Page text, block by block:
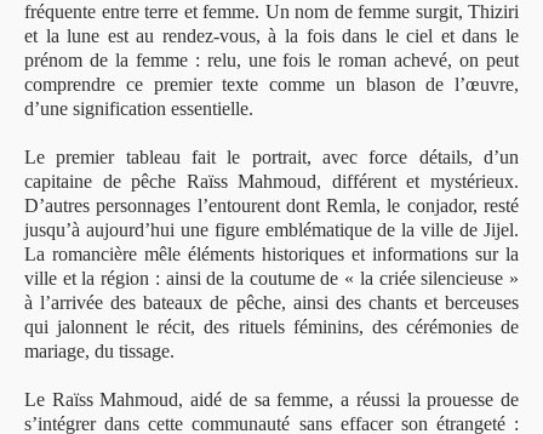
fréquente entre terre et femme. Un nom de femme surgit, Thiziri
et la lune est au rendez-vous, à la fois dans le ciel et dans le
prénom de la femme : relu, une fois le roman achevé, on peut
comprendre ce premier texte comme un blason de l’œuvre,
d’une signification essentielle.
Le premier tableau fait le portrait, avec force détails, d’un
capitaine de pêche Raïss Mahmoud, différent et mystérieux.
D’autres personnages l’entourent dont Remla, le conjador, resté
jusqu’à aujourd’hui une figure emblématique de la ville de Jijel.
La romancière mêle éléments historiques et informations sur la
ville et la région : ainsi de la coutume de « la criée silencieuse »
à l’arrivée des bateaux de pêche, ainsi des chants et berceuses
qui jalonnent le récit, des rituels féminins, des cérémonies de
mariage, du tissage.
Le Raïss Mahmoud, aidé de sa femme, a réussi la prouesse de
s’intégrer dans cette communauté sans effacer son étrangeté :